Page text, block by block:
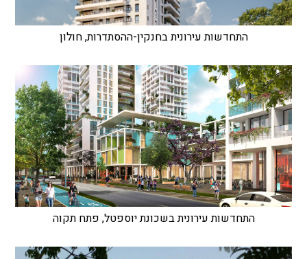
התחדשות עירונית בחנקין-ההסתדרות, חולון
התחדשות עירונית בשכונת יוספטל, פתח תקוה